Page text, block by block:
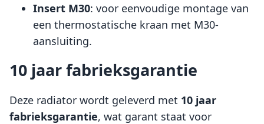
Insert M30: voor eenvoudige montage van
een thermostatische kraan met M30-
aansluiting.
10 jaar fabrieksgarantie
Deze radiator wordt geleverd met 10 jaar
fabrieksgarantie, wat garant staat voor